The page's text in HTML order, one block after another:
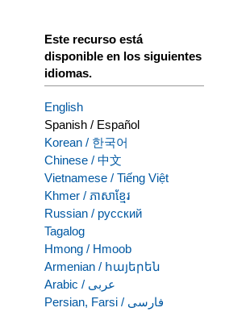
Este recurso está
disponible en los siguientes
idiomas.
English
Spanish / Español
Korean / 한국어
Chinese / 中文
Vietnamese / Tiếng Việt
Khmer / ភាសាខ្មែរ
Russian / русский
Tagalog
Hmong / Hmoob
Armenian / հայերեն
Arabic / عربى
Persian, Farsi / فارسی